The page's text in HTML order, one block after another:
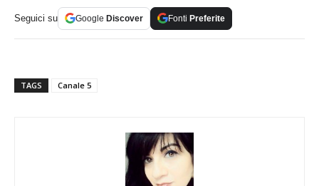
Seguici su Google Discover Fonti Preferite
TAGS Canale 5